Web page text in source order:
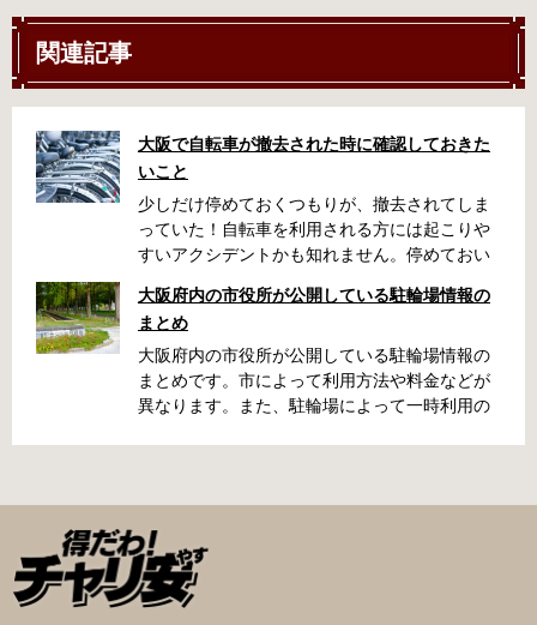
関連記事
大阪で自転車が撤去された時に確認しておきた
いこと
少しだけ停めておくつもりが、撤去されてしま
っていた！自転車を利用される方には起こりや
すいアクシデントかも知れません。停めておい
い、なんてことになってしまうかも知れませ
ん。そんな時に役立つ情報をまとめました。事
前に確認しておきましょう。 守口市で撤去され
た場合 放置自転車大日保管所 住所 守口市大日
町4丁目281の3番地 電話 06-6902-2340（業務
還料 2,500円 自転車の鍵 身分証明証 守口市HP
はこちら 堺市で撤去された場合 三国ヶ丘自転車
保管返還所 住所 堺区向陵東町1丁12-15 電話 三
国ヶ丘自転車保管返還所 最寄駅 南海高野線百舌
鳥八幡駅東出口 徒歩5分 返還の際に必要な書
大阪府内の市役所が公開している駐輪場情報の
まとめ
大阪府内の市役所が公開している駐輪場情報の
まとめです。市によって利用方法や料金などが
異なります。また、駐輪場によって一時利用の
自転車駐輪場 利用方法 利用登録申請書の提出
利用登録申請書を窓口に提出ではなく、Web上
での利用登録になります。 利用料金 登録手数料
不要です。 定期利用料金 西三荘駅駐輪センター
屋根あり 一般：2,100円／月 屋根あり 障害者：